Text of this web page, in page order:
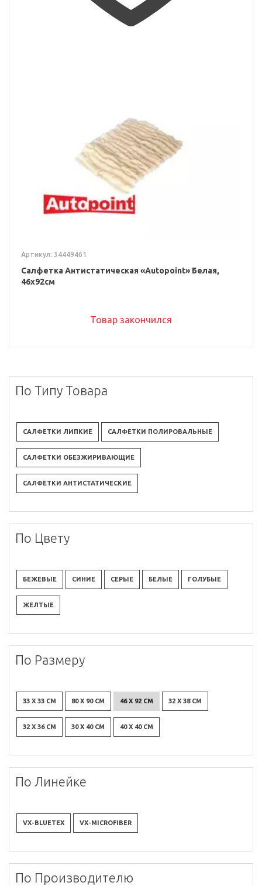
Артикул: 34449461
Салфетка Антистатическая «Autopoint» Белая,
46x92см
Товар закончился
По Типу Товара
САЛФЕТКИ ЛИПКИЕ САЛФЕТКИ ПОЛИРОВАЛЬНЫЕ
САЛФЕТКИ ОБЕЗЖИРИВАЮЩИЕ
САЛФЕТКИ АНТИСТАТИЧЕСКИЕ
По Цвету
БЕЖЕВЫЕ СИНИЕ СЕРЫЕ БЕЛЫЕ ГОЛУБЫЕ
ЖЕЛТЫЕ
По Размеру
33 X 33 СМ 80 X 90 СМ 46 X 92 СМ 32 X 38 СМ
32 X 36 СМ 30 X 40 СМ 40 X 40 СМ
По Линейке
VX-BLUETEX VX-MICROFIBER
По Производителю